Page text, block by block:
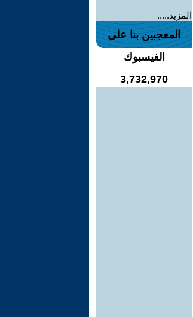
المزيد.....
المعجبين بنا على
الفيسبوك
3,732,970